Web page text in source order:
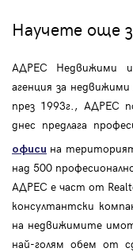
Научете още
АДРЕС Недвижими
агенция за
през 1993г., АДРЕС
днес предлага
офиси на
над 500
АДРЕС е част от
консултантски
на недвижимите
най-голям обем от